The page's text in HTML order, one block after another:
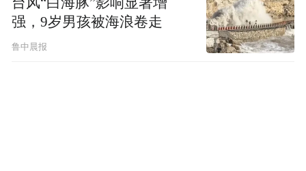
强，9岁男孩被海浪卷走
鲁中晨报